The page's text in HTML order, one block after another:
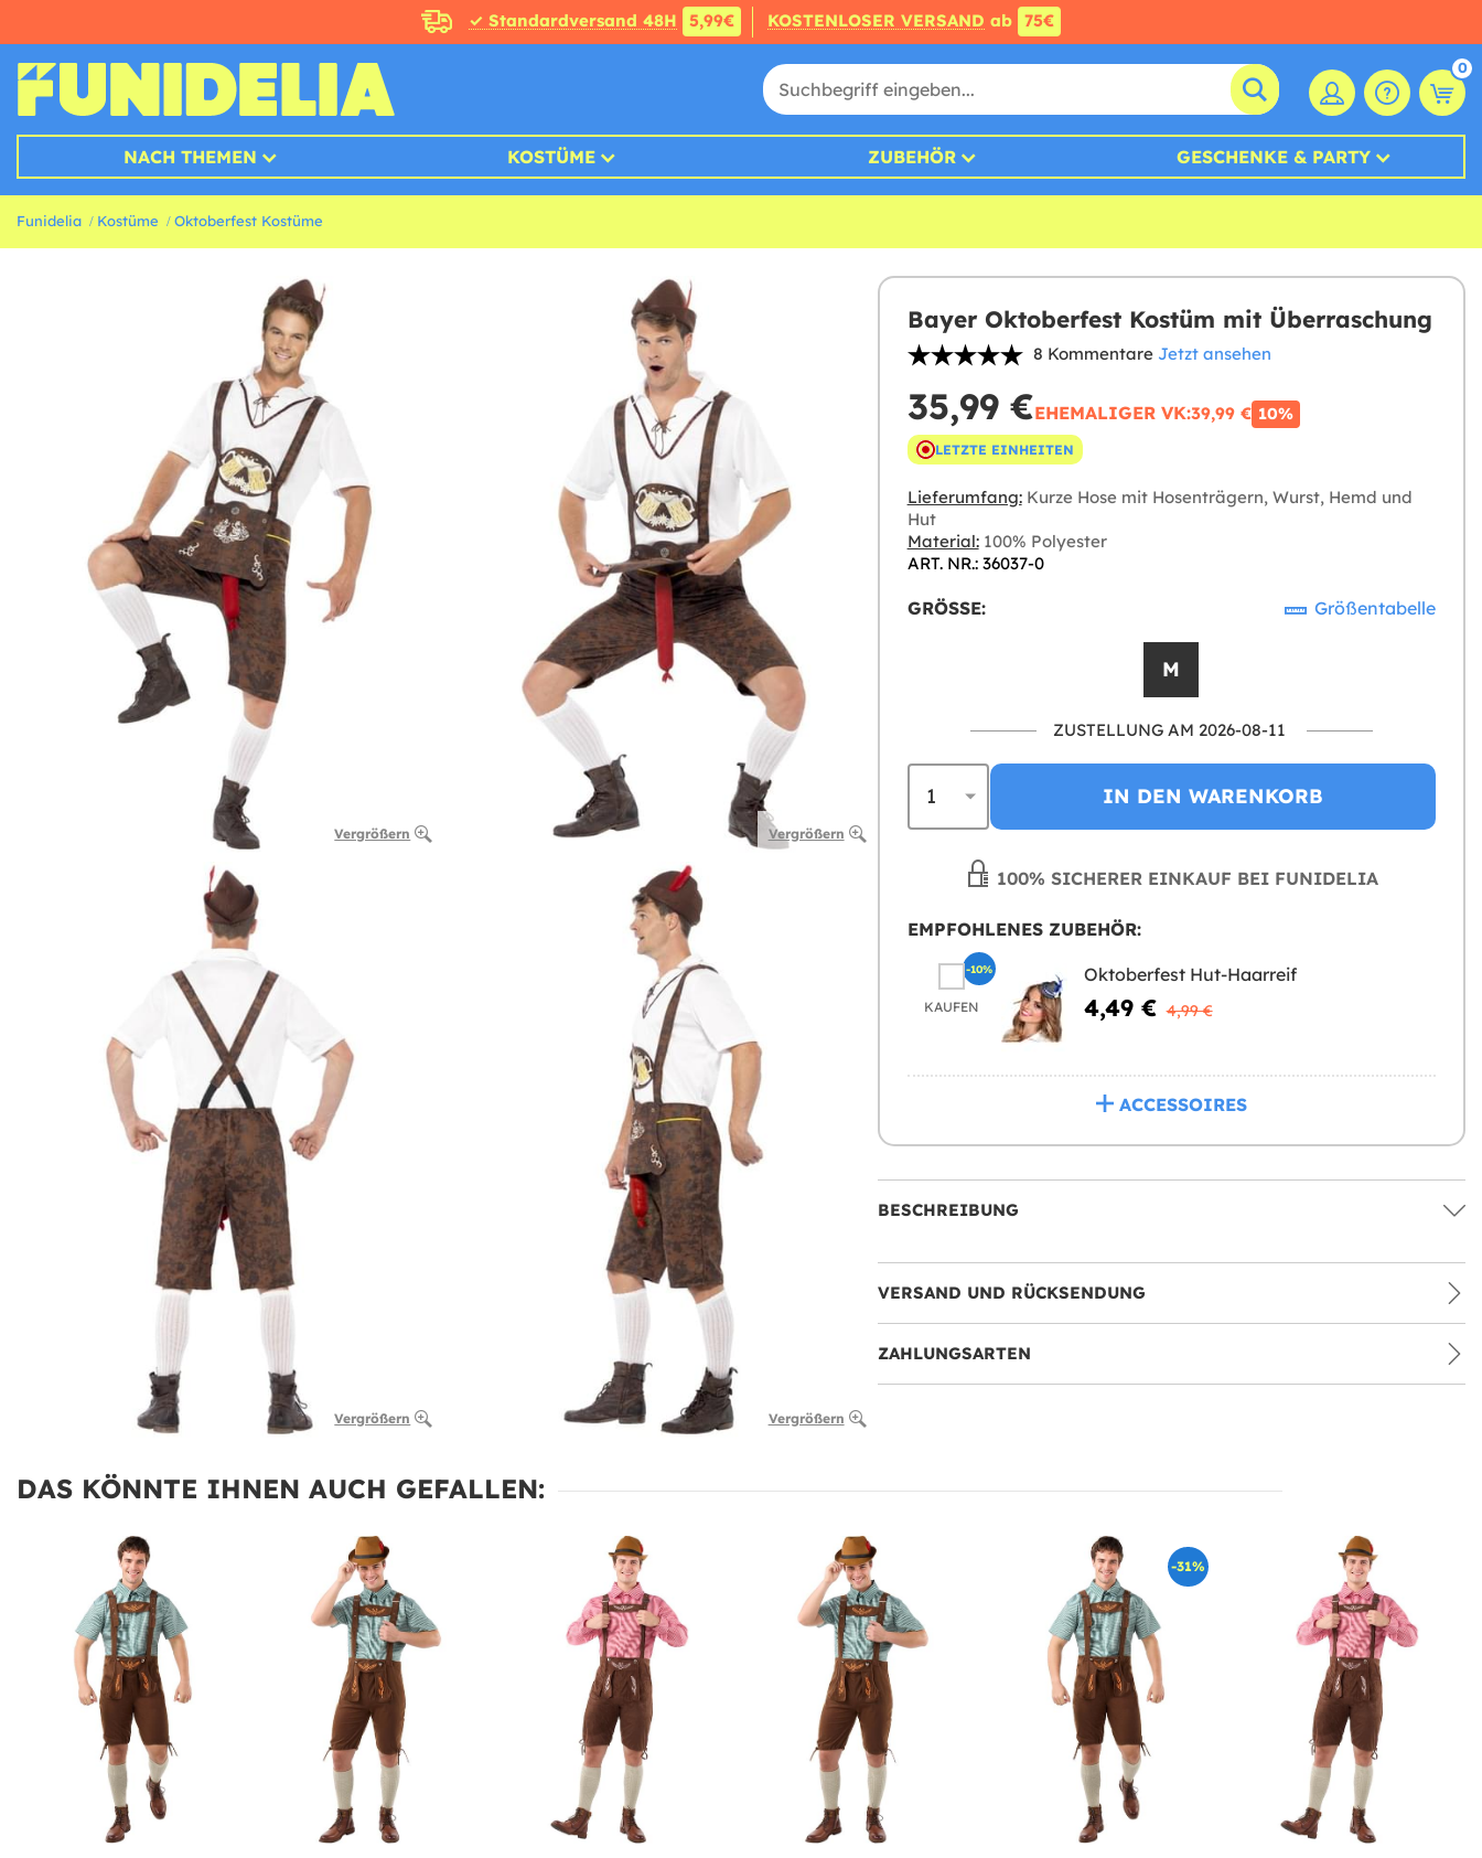
✓ Standardversand 48H 5,99€ KOSTENLOSER VERSAND ab 75€
0
NACH THEMEN KOSTÜME ZUBEHÖR GESCHENKE & PARTY
Funidelia Kostüme Oktoberfest Kostüme
Vergrößern Vergrößern
Vergrößern Vergrößern
Bayer Oktoberfest Kostüm mit Überraschung
8 Kommentare Jetzt ansehen
35,99 €EHEMALIGER VK:39,99 € 10%
LETZTE EINHEITEN
Lieferumfang:Kurze Hose mit Hosenträgern, Wurst, Hemd und
Hut
Material:100% Polyester
ART. NR.: 36037-0
GRÖSSE: Größentabelle
M
ZUSTELLUNG AM 2026-08-11
IN DEN WARENKORB
100% SICHERER EINKAUF BEI FUNIDELIA
EMPFOHLENES ZUBEHÖR:
KAUFEN
Oktoberfest Hut-Haarreif
4,49 € 4,99 €
-10%
ACCESSOIRES
BESCHREIBUNG
VERSAND UND RÜCKSENDUNG
ZAHLUNGSARTEN
DAS KÖNNTE IHNEN AUCH GEFALLEN:
-31%